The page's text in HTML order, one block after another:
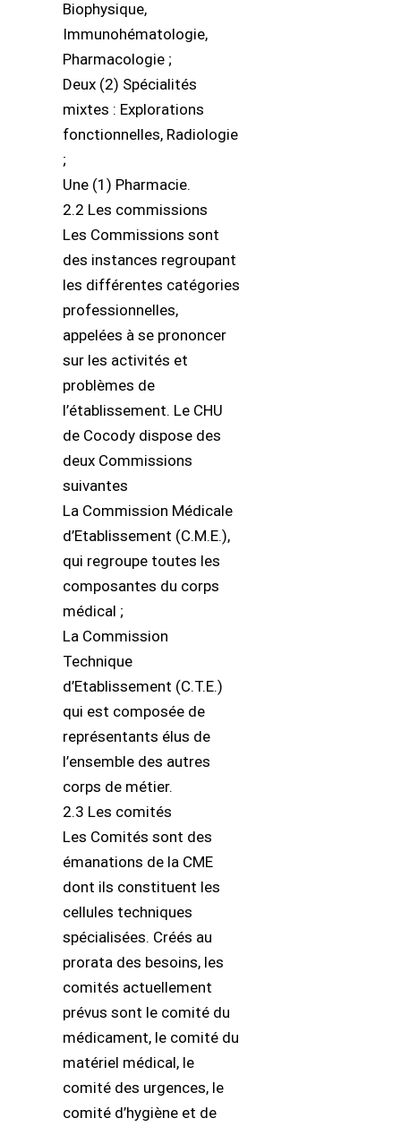
Biophysique,
Immunohématologie,
Pharmacologie ;
Deux (2) Spécialités
mixtes : Explorations
fonctionnelles, Radiologie
;
Une (1) Pharmacie.
2.2 Les commissions
Les Commissions sont
des instances regroupant
les différentes catégories
professionnelles,
appelées à se prononcer
sur les activités et
problèmes de
l’établissement. Le CHU
de Cocody dispose des
deux Commissions
suivantes
La Commission Médicale
d’Etablissement (C.M.E.),
qui regroupe toutes les
composantes du corps
médical ;
La Commission
Technique
d’Etablissement (C.T.E.)
qui est composée de
représentants élus de
l’ensemble des autres
corps de métier.
2.3 Les comités
Les Comités sont des
émanations de la CME
dont ils constituent les
cellules techniques
spécialisées. Créés au
prorata des besoins, les
comités actuellement
prévus sont le comité du
médicament, le comité du
matériel médical, le
comité des urgences, le
comité d’hygiène et de